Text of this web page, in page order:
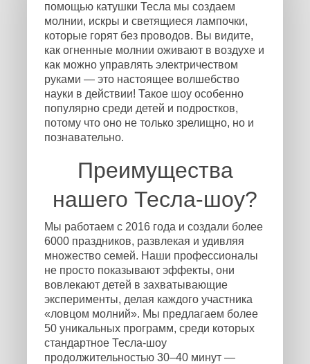
помощью катушки Тесла мы создаем
молнии, искры и светящиеся лампочки,
которые горят без проводов. Вы видите,
как огненные молнии оживают в воздухе и
как можно управлять электричеством
руками — это настоящее волшебство
науки в действии! Такое шоу особенно
популярно среди детей и подростков,
потому что оно не только зрелищно, но и
познавательно.
Преимущества
нашего Тесла-шоу?
Мы работаем с 2016 года и создали более
6000 праздников, развлекая и удивляя
множество семей. Наши профессионалы
не просто показывают эффекты, они
вовлекают детей в захватывающие
эксперименты, делая каждого участника
«ловцом молний». Мы предлагаем более
50 уникальных программ, среди которых
стандартное Тесла-шоу
продолжительностью 30–40 минут —